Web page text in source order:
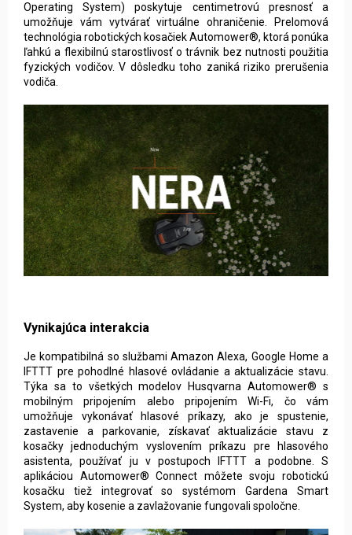
Operating System) poskytuje centimetrovú presnosť a
umožňuje vám vytvárať virtuálne ohraničenie. Prelomová
technológia robotických kosačiek Automower®, ktorá ponúka
ľahkú a flexibilnú starostlivosť o trávnik bez nutnosti použitia
fyzických vodičov. V dôsledku toho zaniká riziko prerušenia
vodiča.
Vynikajúca interakcia
Je kompatibilná so službami Amazon Alexa, Google Home a
IFTTT pre pohodlné hlasové ovládanie a aktualizácie stavu.
Týka sa to všetkých modelov Husqvarna Automower® s
mobilným pripojením alebo pripojením Wi-Fi, čo vám
umožňuje vykonávať hlasové príkazy, ako je spustenie,
zastavenie a parkovanie, získavať aktualizácie stavu z
kosačky jednoduchým vyslovením príkazu pre hlasového
asistenta, používať ju v postupoch IFTTT a podobne. S
aplikáciou Automower® Connect môžete svoju robotickú
kosačku tiež integrovať so systémom Gardena Smart
System, aby kosenie a zavlažovanie fungovali spoločne.